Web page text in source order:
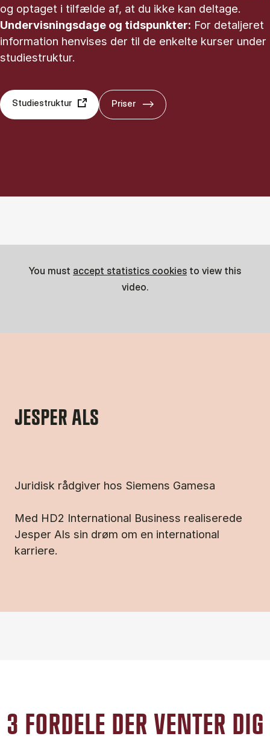
og optaget i tilfælde af, at du ikke kan deltage.
Undervisningsdage og tidspunkter: For detaljeret
information henvises der til de enkelte kurser under
studiestruktur.
Studiestruktur Priser
JESPER ALS
Juridisk rådgiver hos Siemens Gamesa
Med HD2 International Business realiserede
Jesper Als sin drøm om en international
karriere.
You must accept statistics cookies to view this
video.
3 FORDELE DER VENTER DIG